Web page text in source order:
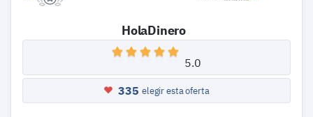
HolaDinero
5.0
335 elegir esta oferta